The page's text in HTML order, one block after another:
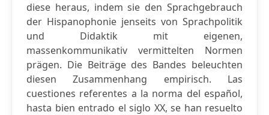
diese heraus, indem sie den Sprachgebrauch
der Hispanophonie jenseits von Sprachpolitik
und Didaktik mit eigenen,
massenkommunikativ vermittelten Normen
prägen. Die Beiträge des Bandes beleuchten
diesen Zusammenhang empirisch. Las
cuestiones referentes a la norma del español,
hasta bien entrado el siglo XX, se han resuelto